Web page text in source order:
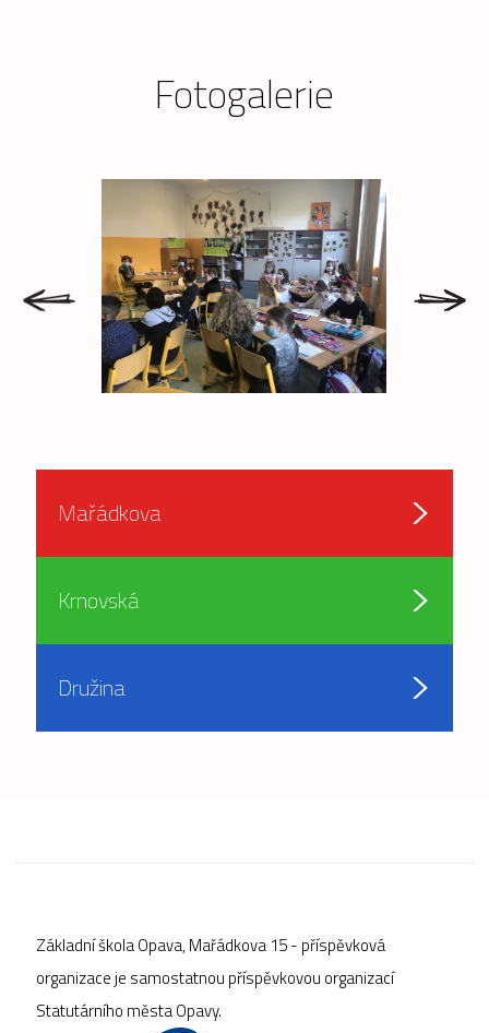
Fotogalerie
Mařádkova
Krnovská
Družina
Základní škola Opava, Mařádkova 15 - příspěvková
organizace je samostatnou příspěvkovou organizací
Statutárního města Opavy.